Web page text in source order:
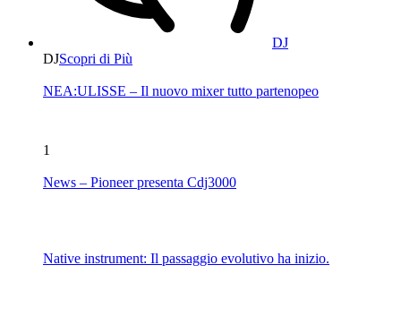
DJ
DJScopri di Più
NEA:ULISSE – Il nuovo mixer tutto partenopeo
1
News – Pioneer presenta Cdj3000
Native instrument: Il passaggio evolutivo ha inizio.